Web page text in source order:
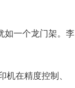
如一个龙门架。李
机在精度控制、